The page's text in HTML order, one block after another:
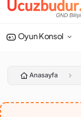
Oyun Konsol
Anasayfa